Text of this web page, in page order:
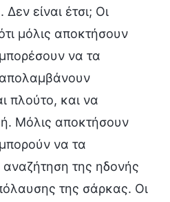
είναι έτσι; Οι
μόλις αποκτήσουν
να τα
απολαμβάνουν
πλούτο, και να
Μόλις αποκτήσουν
να τα
αναζήτηση της ηδονής
της σάρκας. Οι